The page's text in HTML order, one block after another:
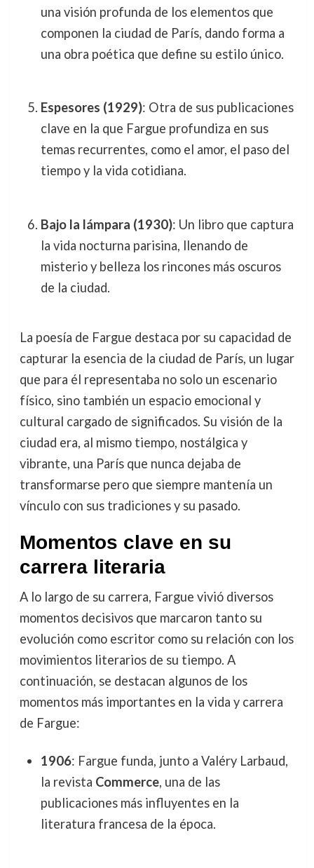
una visión profunda de los elementos que
componen la ciudad de París, dando forma a
una obra poética que define su estilo único.
Espesores (1929): Otra de sus publicaciones
clave en la que Fargue profundiza en sus
temas recurrentes, como el amor, el paso del
tiempo y la vida cotidiana.
Bajo la lámpara (1930): Un libro que captura
la vida nocturna parisina, llenando de
misterio y belleza los rincones más oscuros
de la ciudad.
La poesía de Fargue destaca por su capacidad de
capturar la esencia de la ciudad de París, un lugar
que para él representaba no solo un escenario
físico, sino también un espacio emocional y
cultural cargado de significados. Su visión de la
ciudad era, al mismo tiempo, nostálgica y
vibrante, una París que nunca dejaba de
transformarse pero que siempre mantenía un
vínculo con sus tradiciones y su pasado.
Momentos clave en su
carrera literaria
A lo largo de su carrera, Fargue vivió diversos
momentos decisivos que marcaron tanto su
evolución como escritor como su relación con los
movimientos literarios de su tiempo. A
continuación, se destacan algunos de los
momentos más importantes en la vida y carrera
de Fargue:
1906: Fargue funda, junto a Valéry Larbaud,
la revista Commerce, una de las
publicaciones más influyentes en la
literatura francesa de la época.